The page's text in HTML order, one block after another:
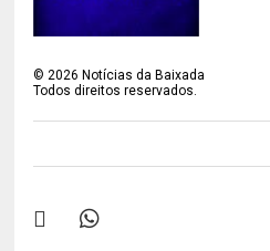
©2026 Notícias da Baixada
Todos direitos reservados.